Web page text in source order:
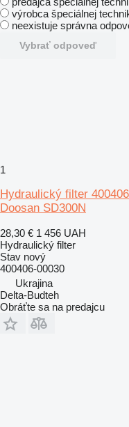
výrobca špeciálnej
neexistuje správna
Vybrať odpoveď
1
Hydraulický filter
Doosan SD300N
28,30 € 1 456 UAH
Hydraulický filter
Stav nový
400406-00030
Ukrajina
Delta-Budteh
Obráťte sa na predajcu